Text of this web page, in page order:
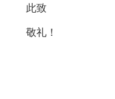
此致
敬礼！